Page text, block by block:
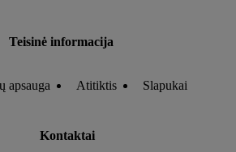
Teisinė informacija
apsauga Atitiktis Slapukai
Kontaktai